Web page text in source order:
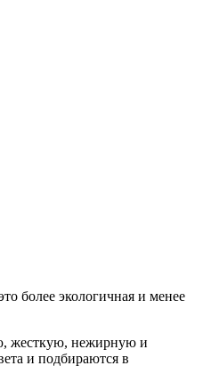
более экологичная и менее
жесткую, нежирную и
и подбираются в